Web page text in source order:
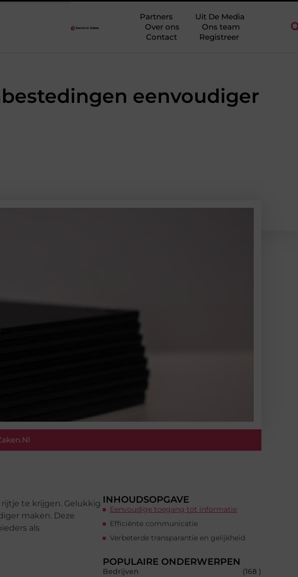
Partners
Uit De Media
Over ons
Ons team
Contact
Registreer
eenvoudiger
te krijgen. Gelukkig
maken. Deze
als
INHOUDSOPGAVE
Eenvoudige toegang tot informatie
Efficiënte communicatie
Verbeterde transparantie en gelijkheid
POPULAIRE ONDERWERPEN
Bedrijven
(168 )